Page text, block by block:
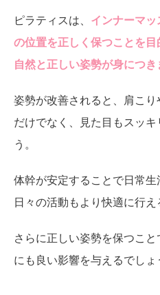
ピラティスは、 インナーマ
の位置を正しく保つことを
自然と正しい姿勢が身につき
姿勢が改善されると、肩こ
だけでなく、見た目もスッ
う。
体幹が安定することで日常生
日々の活動もより快適に行え
さらに正しい姿勢を保つこ
にも良い影響を与えるでしょ